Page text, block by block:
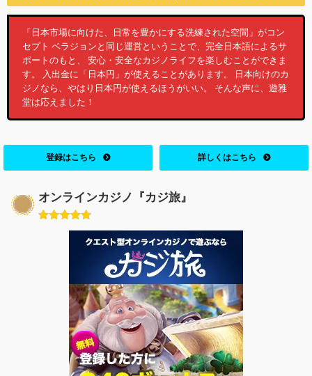
「日本市場に向けた、日常を豊かにする洗練された空間」がコン
セプト ベラジョンと同じ運営ということで、完全日本語によるサ
ポートのもと、 安心・安全なカジノライフを楽しむことができま
す。 入出金に「日本円」が使えることがあります。 日本向けのカ
ジノなら、やはり日本円が使えるほうがいい。 そんな声に、遊雅
堂は応えました！
登録はこちら 詳しくはこちら
オンラインカジノ『カジ旅』